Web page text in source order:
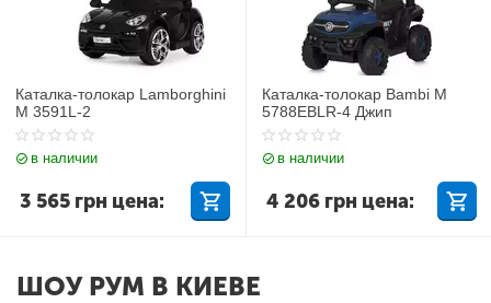
Каталка-толокар Lamborghini
M 3591L-2
в наличии
3 565 грн цена:
Каталка-толокар Bambi M
5788EBLR-4 Джип
в наличии
4 206 грн цена:
ШОУ РУМ В КИЕВЕ